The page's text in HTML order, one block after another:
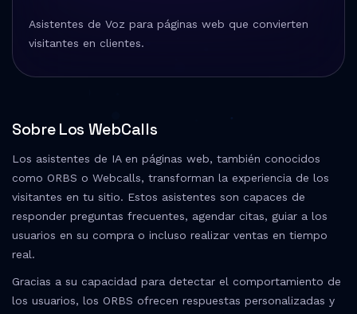
Asistentes de Voz para páginas web que convierten
visitantes en clientes.
Sobre Los WebCalls
Los asistentes de IA en páginas web, también conocidos
como ORBS o Webcalls, transforman la experiencia de los
visitantes en tu sitio. Estos asistentes son capaces de
responder preguntas frecuentes, agendar citas, guiar a los
usuarios en su compra o incluso realizar ventas en tiempo
real.
Gracias a su capacidad para detectar el comportamiento de
los usuarios, los ORBS ofrecen respuestas personalizadas y